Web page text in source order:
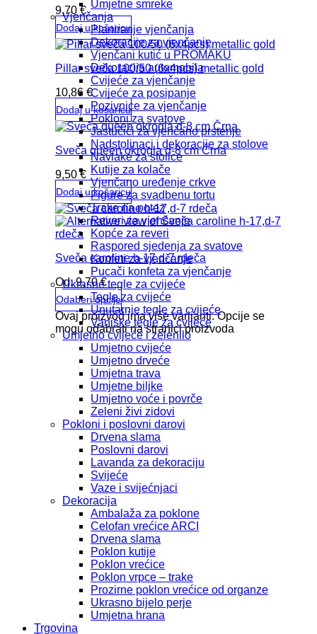
9,70€
Dodaj u košaricu
Pillar sveča 100/50 (6x4pcs) metallic gold
10,86 €
Dodaj u košaricu
Sveča queen okrogla d-8 cm Črna
9,50€
Dodaj u košaricu
Sveča caroline h-17,d-7 rdeča
Od:9,70€
Odaberi opcije
Ovaj proizvod ima više varijanti. Opcije se
mogu odabrati na stranici proizvoda
Umjetne smreke
Vjenčanja
Planiranje vjenčanja
Dekoracije za vjenčanje
Vjenčani kutić u PROMAKU
Dekoracija automobila
Cvijeće za vjenčanje
Cvijeće za posipanje
Pozivnice za vjenčanje
Pokloni za svatove
Jastučići za vjenčano prstenje
Nadstoljnaci i dekoracije za stolove
Navlake za stolice
Kutije za kolače
Vjenčano uređenje crkve
Figure za svadbenu tortu
Trake na potez
Reveri za vjenčanje
Kopće za reveri
Raspored sjedenja za svatove
Konfeti za vjenčanje
Pucači konfeta za vjenčanje
Ukrasne tegle za cvijeće
Tegle za cvijeće
Unutarnje tegle za cvijeće
Vanjske tegle za cvijeće
Umjetno cvijeće i zelenilo
Umjetno cvijeće
Umjetno drveće
Umjetna trava
Umjetne biljke
Umjetno voće i povrče
Zeleni živi zidovi
Pokloni i poslovni darovi
Drvena slama
Poslovni darovi
Lavanda za dekoraciju
Svijeće
Vaze i svijećnjaci
Dekoracija
Ambalaža za poklone
Celofan vrećice ARCI
Drvena slama
Poklon kutije
Poklon vrećice
Poklon vrpce – trake
Prozirne poklon vrećice od organze
Ukrasno bijelo perje
Umjetna hrana
Trgovina